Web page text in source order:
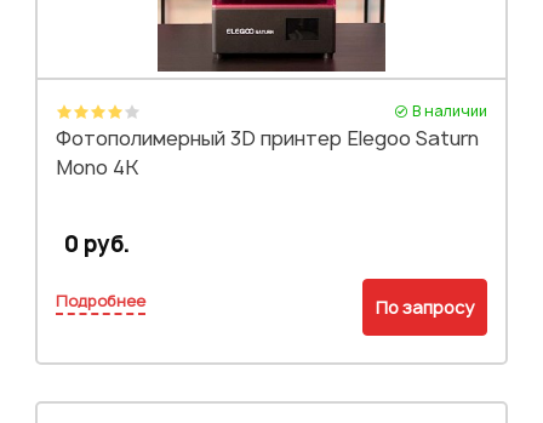
В наличии
Фотополимерный 3D принтер Elegoo Saturn
Mono 4K
0 руб.
Подробнее По запросу